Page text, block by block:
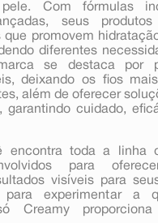
Com fórmulas
seus produtos
que promovem
diferentes
se destaca por
deixando os fios
além de oferecer
garantindo cuidado,
encontra toda a linha
para
visíveis para
para experimentar a
Creamy